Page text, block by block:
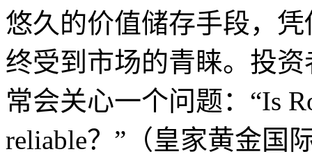
悠久的价值储存手段，
终受到市场的青睐。投
常会关心一个问题：“Is
reliable？”（皇家黄金国